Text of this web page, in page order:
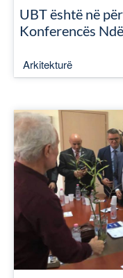
UBT është në
Konferencës
Arkitekturë